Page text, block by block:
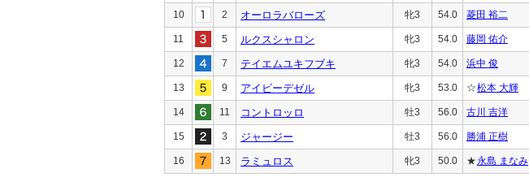
10 2 オーロラバローズ 牝3 54.0 菱田 裕二
11 5 ルクスシャロン 牝3 54.0 藤岡 佑介
12 7 テイエムユキフブキ 牝3 54.0 浜中 俊
13 9 アイビーデゼル 牝3 53.0 ☆松本 大輝
14 11 コントロッロ 牡3 56.0 古川 吉洋
15 3 ジャージー 牡3 56.0 勝浦 正樹
16 13 ラミュロス 牝3 50.0 ★永島 まなみ